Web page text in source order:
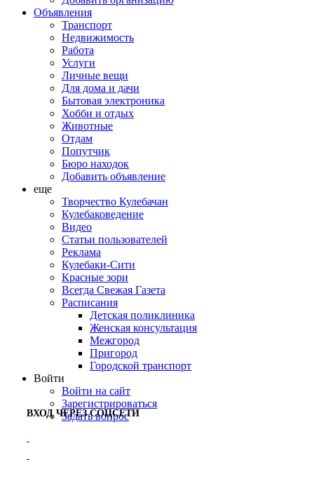
Объявления
Транспорт
Недвижимость
Работа
Услуги
Личные вещи
Для дома и дачи
Бытовая электроника
Хобби и отдых
Животные
Отдам
Попутчик
Бюро находок
Добавить объявление
еще
Творчество Кулебачан
Кулебаковедение
Видео
Статьи пользователей
Реклама
Кулебаки-Сити
Красные зори
Всегда Свежая Газета
Расписания
Детская поликлиника
Женская консультация
Межгород
Пригород
Городской транспорт
Войти
Войти на сайт
Зарегистрироваться
Задать вопрос
ВХОД ЧЕРЕЗ СОЦСЕТИ